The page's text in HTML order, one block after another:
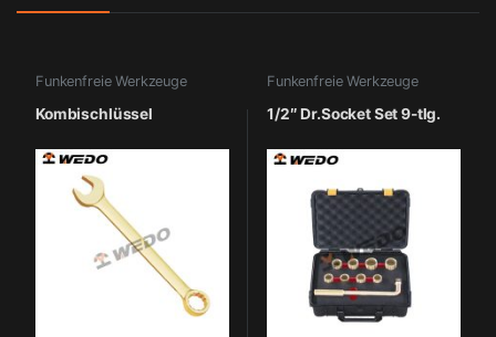
Funkenfreie Werkzeuge
Kombischlüssel
Funkenfreie Werkzeuge
1/2″ Dr.Socket Set 9-tlg.